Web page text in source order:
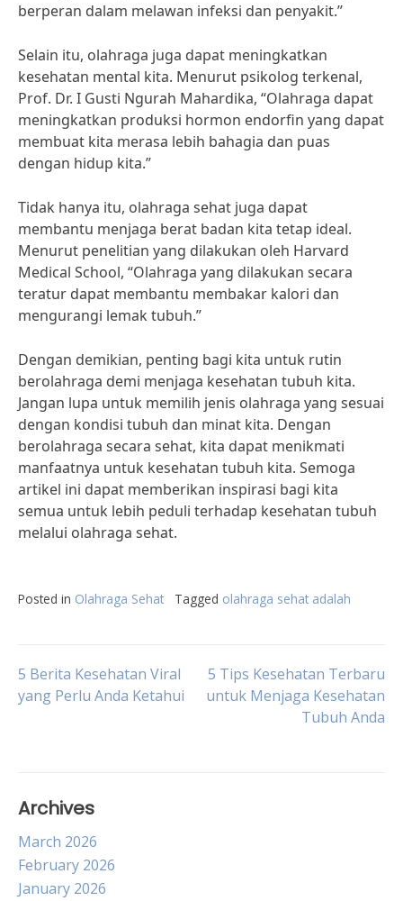
berperan dalam melawan infeksi dan penyakit.”
Selain itu, olahraga juga dapat meningkatkan
kesehatan mental kita. Menurut psikolog terkenal,
Prof. Dr. I Gusti Ngurah Mahardika, “Olahraga dapat
meningkatkan produksi hormon endorfin yang dapat
membuat kita merasa lebih bahagia dan puas
dengan hidup kita.”
Tidak hanya itu, olahraga sehat juga dapat
membantu menjaga berat badan kita tetap ideal.
Menurut penelitian yang dilakukan oleh Harvard
Medical School, “Olahraga yang dilakukan secara
teratur dapat membantu membakar kalori dan
mengurangi lemak tubuh.”
Dengan demikian, penting bagi kita untuk rutin
berolahraga demi menjaga kesehatan tubuh kita.
Jangan lupa untuk memilih jenis olahraga yang sesuai
dengan kondisi tubuh dan minat kita. Dengan
berolahraga secara sehat, kita dapat menikmati
manfaatnya untuk kesehatan tubuh kita. Semoga
artikel ini dapat memberikan inspirasi bagi kita
semua untuk lebih peduli terhadap kesehatan tubuh
melalui olahraga sehat.
Posted in Olahraga Sehat Tagged olahraga sehat adalah
Post
5 Berita Kesehatan Viral
yang Perlu Anda Ketahui
5 Tips Kesehatan Terbaru
untuk Menjaga Kesehatan
Tubuh Anda
Archives
March 2026
February 2026
January 2026